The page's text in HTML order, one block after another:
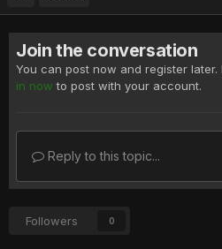
Join the conversation
You can post now and register
in now to post with your account.
Reply to this topic...
Followers 0